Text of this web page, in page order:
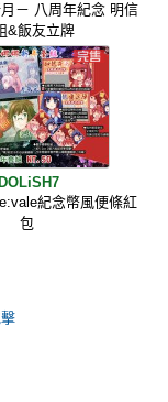
－ 八周年紀念 明信
&飯友立牌
IDOLiSH7
紀念幣風便條紅
包